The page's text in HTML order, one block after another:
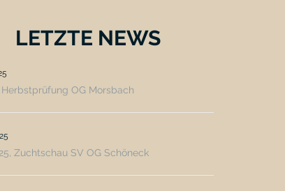
LETZTE NEWS
Herbstprüfung OG Morsbach
Zuchtschau SV OG Schöneck